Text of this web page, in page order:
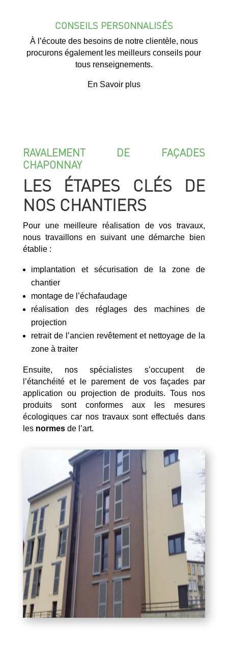
CONSEILS PERSONNALISÉS
À l’écoute des besoins de notre clientèle, nous
procurons également les meilleurs conseils pour
tous renseignements.
En Savoir plus
RAVALEMENT DE FAÇADES
CHAPONNAY
LES ÉTAPES CLÉS DE
NOS CHANTIERS
Pour une meilleure réalisation de vos travaux,
nous travaillons en suivant une démarche bien
établie :
implantation et sécurisation de la zone de
chantier
montage de l’échafaudage
réalisation des réglages des machines de
projection
retrait de l’ancien revêtement et nettoyage de la
zone à traiter
Ensuite, nos spécialistes s’occupent de
l’étanchéité et le parement de vos façades par
application ou projection de produits. Tous nos
produits sont conformes aux les mesures
écologiques car nos travaux sont effectués dans
les normesde l’art.
Mentions Légales
Politique de Confidentialité